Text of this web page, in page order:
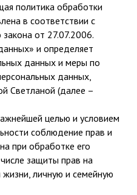
политика обработки
в соответствии с
от 27.07.2006.
и определяет
данных и меры по
данных,
Светланой (далее –
целью и условием
соблюдение прав и
при обработке его
защиты прав на
жизни, личную и семейную